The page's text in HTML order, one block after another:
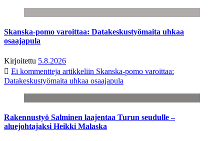
Skanska-pomo varoittaa: Datakeskustyömaita uhkaa
osaajapula
Kirjoitettu 5.8.2026
Ei kommentteja artikkeliin Skanska-pomo varoittaa:
Datakeskustyömaita uhkaa osaajapula
Rakennustyö Salminen laajentaa Turun seudulle –
aluejohtajaksi Heikki Malaska